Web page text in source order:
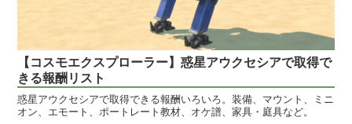
【コスモエクスプローラー】惑星アウクセシアで取得で
きる報酬リスト
惑星アウクセシアで取得できる報酬いろいろ。装備、マウント、ミニ
オン、エモート、ポートレート教材、オケ譜、家具・庭具など。